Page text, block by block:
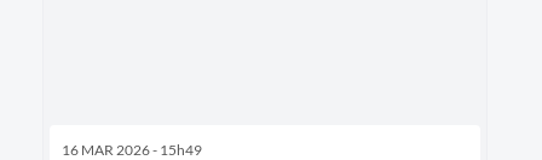
16 MAR 2026 - 15h49